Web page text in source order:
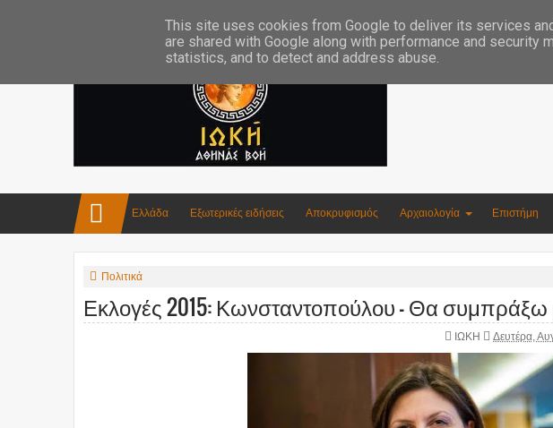
Ελλάδα Εξωτερικές ειδήσεις Αποκρυφισμός Αρχαιολογία Επιστήμη
Πολιτικά
Εκλογές 2015: Κωνσταντοπούλου - Θα συμπράξω
ΙΩΚΗ Δευτέρα,
This site uses cookies from Google to deliver its services
are shared with Google along with performance and security
statistics, and to detect and address abuse.